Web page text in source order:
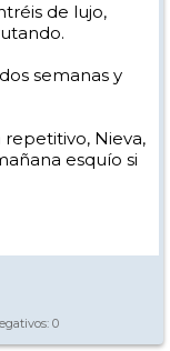
de lujo,
semanas y
Nieva,
esquío si
0